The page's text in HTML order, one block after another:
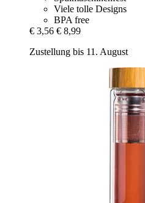
Viele tolle Designs
BPA free
€ 3,56 € 8,99
Zustellung bis 11. August